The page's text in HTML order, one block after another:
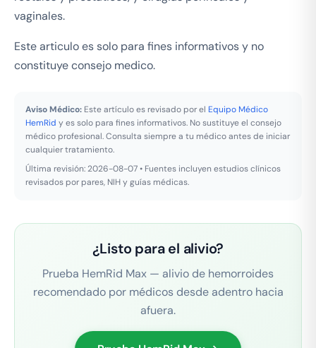
vaginales.
Este articulo es solo para fines informativos y no
constituye consejo medico.
Aviso Médico: Este artículo es revisado por el Equipo Médico
HemRid y es solo para fines informativos. No sustituye el consejo
médico profesional. Consulta siempre a tu médico antes de iniciar
cualquier tratamiento.
Última revisión: 2026-08-07 • Fuentes incluyen estudios clínicos
revisados por pares, NIH y guías médicas.
¿Listo para el alivio?
Prueba HemRid Max — alivio de hemorroides
recomendado por médicos desde adentro hacia
afuera.